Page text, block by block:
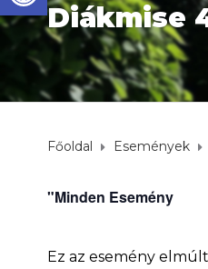
Diákmise
Főoldal Események
"Minden Esemény
Ez az esemény